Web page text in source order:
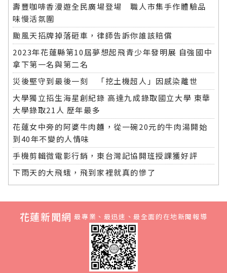
壽豐咖啡香漫遊全民廣場登場 職人市集手作體驗品
味慢活氛圍
颱風天招牌掉落砸車，律師告訴你誰該賠償
2023年花蓮縣第10屆夢想起飛青少年發明展 自強國中
拿下第一名與第二名
災後堅守到最後一刻 「挖土機超人」因感染離世
大學獨立招生海星創紀錄 高達九成錄取國立大學 東華
大學錄取21人 歷年最多
花蓮女中旁的阿婆牛肉麵，從一碗20元的牛肉湯開始
到40年不變的人情味
手機剪輯微電影行銷，東台灣記協開班授課獲好評
下雨天的大飛蛾，飛到家裡就真的慘了
花蓮新聞網 最專業、最迅速、最全面的在地新聞報導